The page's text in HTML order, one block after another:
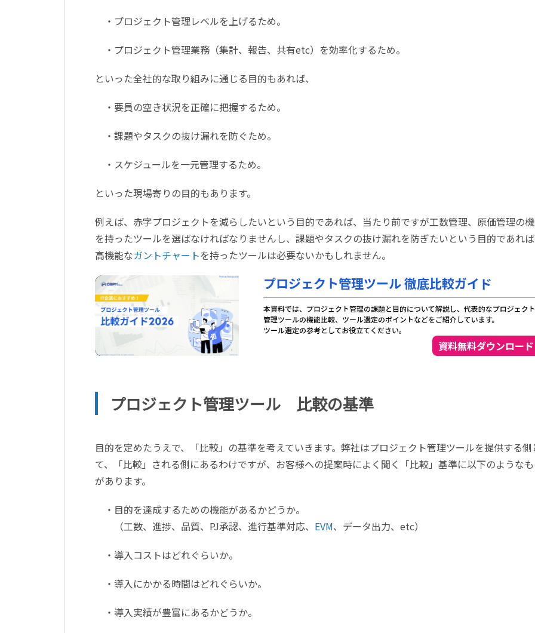
・プロジェクト管理レベルを上げるため。
・プロジェクト管理業務（集計、報告、共有etc）を効率化するため。
といった全社的な取り組みに通じる目的もあれば、
・要員の空き状況を正確に把握するため。
・課題やタスクの抜け漏れを防ぐため。
・スケジュールを一元管理するため。
といった現場寄りの目的もあります。
例えば、赤字プロジェクトを減らしたいという目的であれば、当たり前ですが工数管理、原価管理の
を持ったツールを選ばなければなりませんし、課題やタスクの抜け漏れを防ぎたいという目的であれ
高機能なガントチャートを持ったツールは必要ないかもしれません。
プロジェクト管理ツール 比較の基準
目的を定めたうえで、「比較」の基準を考えていきます。弊社はプロジェクト管理ツールを提供する側
て、「比較」される側にあるわけですが、お客様への提案時によく聞く「比較」基準に以下のような
があります。
・目的を達成するための機能があるかどうか。
（工数、進捗、品質、PJ承認、進行基準対応、 EVM、データ出力、etc）
・導入コストはどれぐらいか。
・導入にかかる時間はどれぐらいか。
・導入実績が豊富にあるかどうか。